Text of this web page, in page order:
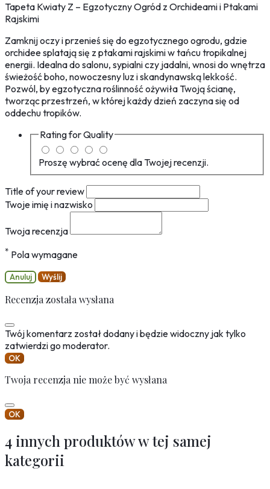
Tapeta Kwiaty Z – Egzotyczny Ogród z Orchideami i Ptakami
Rajskimi
Zamknij oczy i przenieś się do egzotycznego ogrodu, gdzie
orchidee splatają się z ptakami rajskimi w tańcu tropikalnej
energii. Idealna do salonu, sypialni czy jadalni, wnosi do wnętrza
świeżość boho, nowoczesny luz i skandynawską lekkość.
Pozwól, by egzotyczna roślinność ożywiła Twoją ścianę,
tworząc przestrzeń, w której każdy dzień zaczyna się od
oddechu tropików.
Rating forQuality
Proszę wybrać ocenę dla Twojej recenzji.
Title of your review
Twoje imię i nazwisko
Twoja recenzja
* Pola wymagane
Anuluj Wyślij
Recenzja została wysłana
Twój komentarz został dodany i będzie widoczny jak tylko
zatwierdzi go moderator.
OK
Twoja recenzja nie może być wysłana
OK
4 innych produktów w tej samej
kategorii